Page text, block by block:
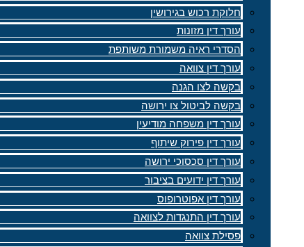
חלוקת רכוש בגירושין
עורך דין מזונות
הסדרי ראיה משמורת משותפת
עורך דין צוואה
בקשה לצו הגנה
בקשה לביטול צו ירושה
עורך דין משפחה מודיעין
עורך דין פירוק שיתוף
עורך דין סכסוכי ירושה
עורך דין ידועים בציבור
עורך דין אפוטרופוס
עורך דין התנגדות לצוואה
פסילת צוואה